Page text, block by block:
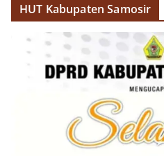
HUT Kabupaten Samosir